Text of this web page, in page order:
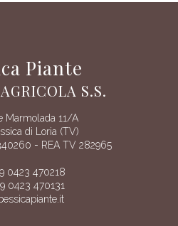
Piante
S.S.
Marmolada 11/A
di Loria (TV)
- REA TV 282965
0423 470218
0423 470131